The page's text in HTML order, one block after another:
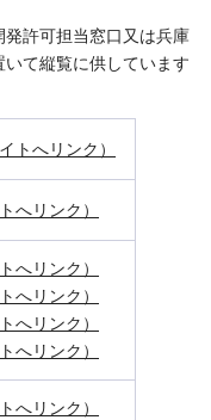
許可担当窓口又は兵庫
て縦覧に供しています
トへリンク）
へリンク）
へリンク）
へリンク）
へリンク）
へリンク）
へリンク）